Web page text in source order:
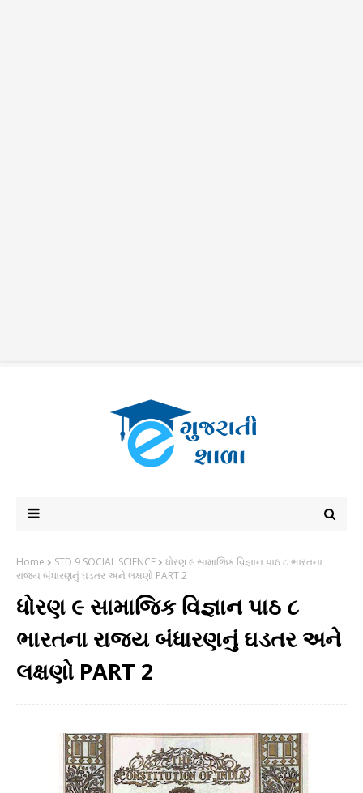
Home STD 9 SOCIAL SCIENCE
ધોરણ ૯ સામાજિક વિજ્ઞાન પાઠ ૮ ભારતના
રાજ્ય બંધારણનું ઘડતર અને લક્ષણો PART 2
ધોરણ ૯ સામાજિક વિજ્ઞાન પાઠ ૮
ભારતના રાજ્ય બંધારણનું ઘડતર અને
લક્ષણો PART 2